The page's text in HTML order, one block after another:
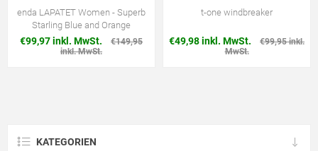
enda LAPATET Women - Superb
Starling Blue and Orange
€99,97 inkl. MwSt.
€149,95
inkl. MwSt.
t-one windbreaker
€49,98 inkl. MwSt.
€99,95 inkl.
MwSt.
KATEGORIEN